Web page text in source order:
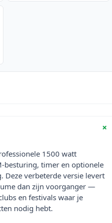
+
1500 watt
besturing, timer en optionele
Deze verbeterde versie levert
dan zijn voorganger —
en festivals waar je
nodig hebt.